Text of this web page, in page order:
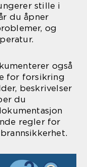
stille i
du åpner
og
også
for forsikring
beskrivelser
du
regler for